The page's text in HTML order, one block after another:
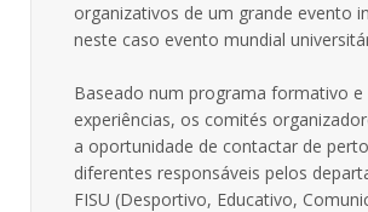
organizativos de um grande evento
neste caso evento mundial
Baseado num programa formativo e
experiências, os comités
a oportunidade de contactar de
diferentes responsáveis pelos
FISU (Desportivo, Educativo,